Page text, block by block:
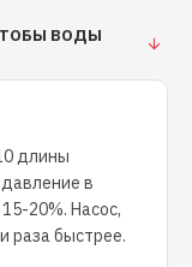
2,22 м³/час (37
ВОДЫ
длины
в
20%. Насос,
раза быстрее.